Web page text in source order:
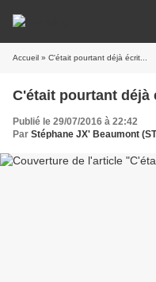
Accueil » C'était pourtant déjà écrit...
C'était pourtant déjà
Publié le 29/07/2016 à 22:42
Par Stéphane JX' Beaumont